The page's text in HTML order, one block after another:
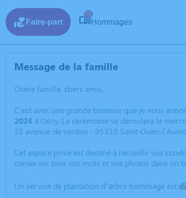
Faire-part
73
Hommages
Message de la famille
Chère famille, chers amis,
C'est avec une grande tristesse que je vous
2024 à Osny. La cérémonie se déroulera le
35 avenue de verdun - 95310 Saint-Ouen-
Cet espace privé est destiné à recueillir vos
conserver tous vos mots et vos photos dans un
Un service de plantation d’arbre hommage est